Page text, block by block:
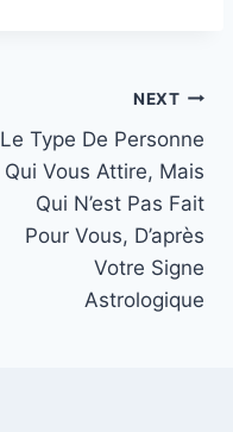
NEXT
Le Type De Personne
Qui Vous Attire, Mais
Qui N’est Pas Fait
Pour Vous, D’après
Votre Signe
Astrologique